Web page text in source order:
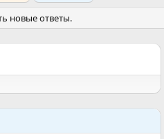
новые ответы.